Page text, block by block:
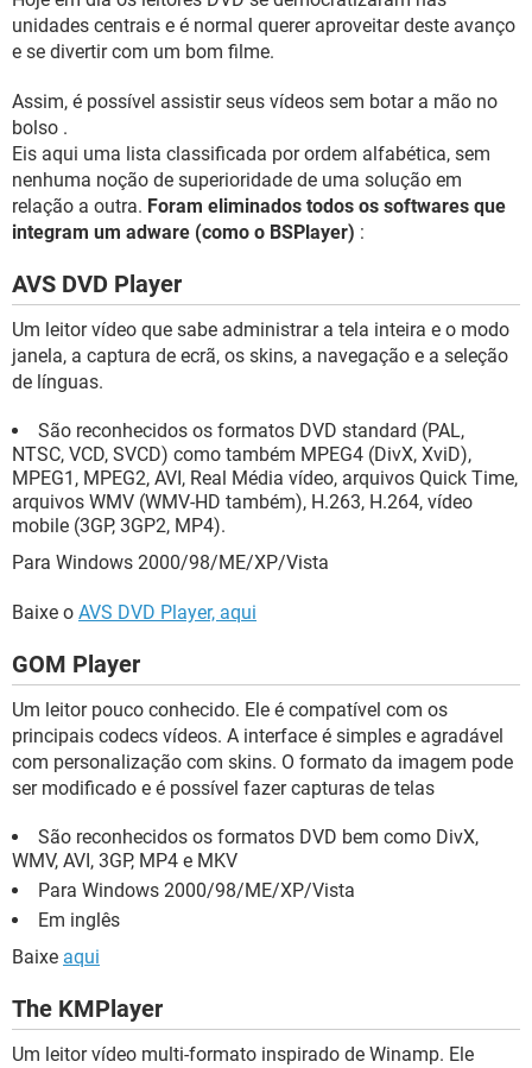
GUIA DE COMPRAS
unidades centrais e é normal querer aproveitar deste avanço
e se divertir com um bom filme.
Assim, é possível assistir seus vídeos sem botar a mão no
bolso .
Eis aqui uma lista classificada por ordem alfabética, sem
nenhuma noção de superioridade de uma solução em
relação a outra. Foram eliminados todos os softwares que
integram um adware (como o BSPlayer) :
AVS DVD Player
Um leitor vídeo que sabe administrar a tela inteira e o modo
janela, a captura de ecrã, os skins, a navegação e a seleção
de línguas.
São reconhecidos os formatos DVD standard (PAL,
NTSC, VCD, SVCD) como também MPEG4 (DivX, XviD),
MPEG1, MPEG2, AVI, Real Média vídeo, arquivos Quick Time,
arquivos WMV (WMV-HD também), H.263, H.264, vídeo
mobile (3GP, 3GP2, MP4).
Para Windows 2000/98/ME/XP/Vista
Baixe o AVS DVD Player, aqui
GOM Player
Um leitor pouco conhecido. Ele é compatível com os
principais codecs vídeos. A interface é simples e agradável
com personalização com skins. O formato da imagem pode
ser modificado e é possível fazer capturas de telas
São reconhecidos os formatos DVD bem como DivX,
WMV, AVI, 3GP, MP4 e MKV
Para Windows 2000/98/ME/XP/Vista
Em inglês
Baixe aqui
The KMPlayer
Um leitor vídeo multi-formato inspirado de Winamp. Ele